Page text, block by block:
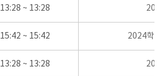
13:28 ~ 13:28
15:42 ~ 15:42 2024학
13:28 ~ 13:28